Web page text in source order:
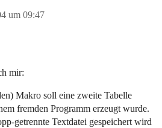
um 09:47
mir:
Makro soll eine zweite Tabelle
fremden Programm erzeugt wurde.
getrennte Textdatei gespeichert wird